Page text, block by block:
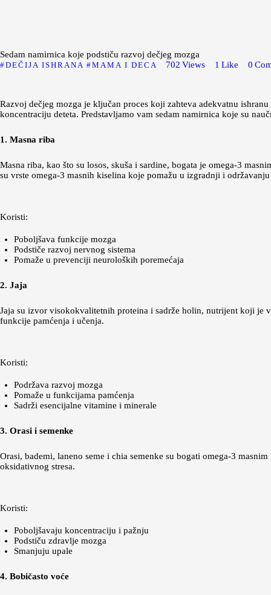
Sedam namirnica koje podstiču razvoj dečjeg mozga
DEČIJA ISHRANA MAMA I DECA 702 Views 1 Like 0
Razvoj dečjeg mozga je ključan proces koji zahteva adekvatnu
koncentraciju deteta. Predstavljamo vam sedam namirnica koje su
1. Masna riba
Masna riba, kao što su losos, skuša i sardine, bogata je omega-3
su vrste omega-3 masnih kiselina koje pomažu u izgradnji i
Koristi:
Poboljšava funkcije mozga
Podstiče razvoj nervnog sistema
Pomaže u prevenciji neuroloških poremećaja
2. Jaja
Jaja su izvor visokokvalitetnih proteina i sadrže holin, nutrijent koji je
funkcije pamćenja i učenja.
Koristi:
Podržava razvoj mozga
Pomaže u funkcijama pamćenja
Sadrži esencijalne vitamine i minerale
3. Orasi i semenke
Orasi, bademi, laneno seme i chia semenke su bogati omega-3
oksidativnog stresa.
Koristi:
Poboljšavaju koncentraciju i pažnju
Podstiču zdravlje mozga
Smanjuju upale
4. Bobičasto voće